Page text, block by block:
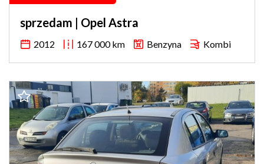
sprzedam | Opel Astra
2012 167 000 km Benzyna Kombi